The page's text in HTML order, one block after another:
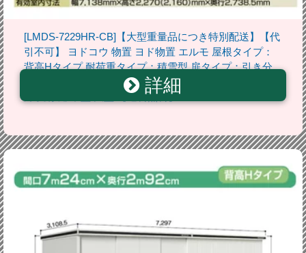
[LMDS-7229HR-CB]【大型重量品につき特別配送】【代
引不可】 ヨドコウ 物置 ヨド物置 エルモ 屋根タイプ：
背高Hタイプ 耐荷重タイプ：積雪型 扉タイプ：引き分
け戸(扉位置：右側） カシミヤベージュ 屋外 収納庫 屋
外収納 庭 中型 大型 【送料無料】
詳細